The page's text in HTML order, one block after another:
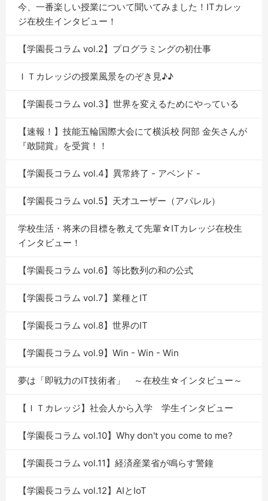
今、一番楽しい授業について聞いてみました！ITカレッ
ジ在校生インタビュー！
【学園長コラム vol.2】プログラミングの初仕事
ＩＴカレッジの授業風景をのぞき見♪♪
【学園長コラム vol.3】世界を変えるためにやっている
【速報！】技能五輪国際大会にて横浜校 阿部 金矢さんが
『敢闘賞』を受賞！！
【学園長コラム vol.4】異常終了 - アベンド -
【学園長コラム vol.5】天才ユーザー（アパレル）
学校生活・将来の目標を教えて先輩☆ITカレッジ在校生
インタビュー！
【学園長コラム vol.6】等比数列の和の公式
【学園長コラム vol.7】業種とIT
【学園長コラム vol.8】世界のIT
【学園長コラム vol.9】Win - Win - Win
夢は「即戦力のIT技術者」 ～在校生☆インタビュー～
【ＩＴカレッジ】社会人から入学 学生インタビュー
【学園長コラム vol.10】Why don't you come to me?
【学園長コラム vol.11】経済産業省が鳴らす警鐘
【学園長コラム vol.12】AIとIoT